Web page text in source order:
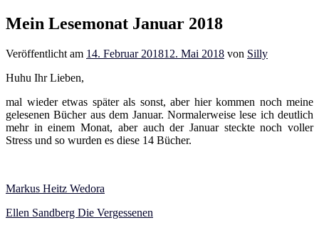
Mein Lesemonat Januar 2018
Veröffentlicht am 14. Februar 201812. Mai 2018 von Silly
Huhu Ihr Lieben,
mal wieder etwas später als sonst, aber hier kommen noch meine
gelesenen Bücher aus dem Januar. Normalerweise lese ich deutlich
mehr in einem Monat, aber auch der Januar steckte noch voller
Stress und so wurden es diese 14 Bücher.
Markus Heitz Wedora
Ellen Sandberg Die Vergessenen